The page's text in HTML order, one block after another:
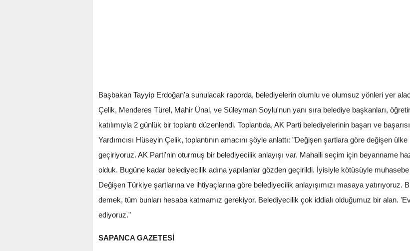
Başbakan Tayyip Erdoğan'a sunulacak raporda, belediyelerin olumlu ve olumsuz yönleri yer
Çelik, Menderes Türel, Mahir Ünal, ve Süleyman Soylu'nun yanı sıra belediye başkanları,
katılımıyla 2 günlük bir toplantı düzenlendi. Toplantıda, AK Parti belediyelerinin başarı ve
Yardımcısı Hüseyin Çelik, toplantının amacını şöyle anlattı: "Değişen şartlara göre değişen
geçiriyoruz. AK Parti'nin oturmuş bir belediyecilik anlayışı var. Mahalli seçim için beyanname
olduk. Bugüne kadar belediyecilik adına yapılanlar gözden geçirildi. İyisiyle kötüsüyle
Değişen Türkiye şartlarına ve ihtiyaçlarına göre belediyecilik anlayışımızı masaya
demek, tüm bunları hesaba katmamız gerekiyor. Belediyecilik çok iddialı olduğumuz bir alan.
ediyoruz."
SAPANCA GAZETESİ